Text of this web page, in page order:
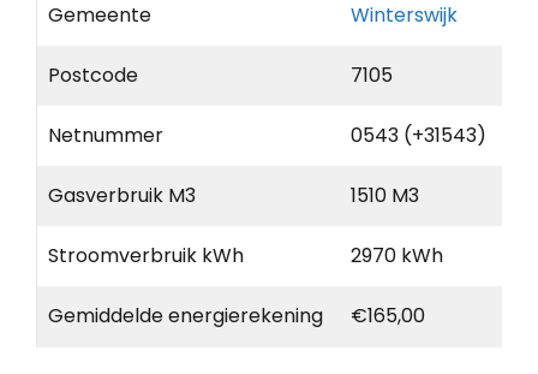
Gemeente Winterswijk
Postcode 7105
Netnummer 0543 (+31543)
Gasverbruik M3 1510 M3
Stroomverbruik kWh 2970 kWh
Gemiddelde energierekening €165,00